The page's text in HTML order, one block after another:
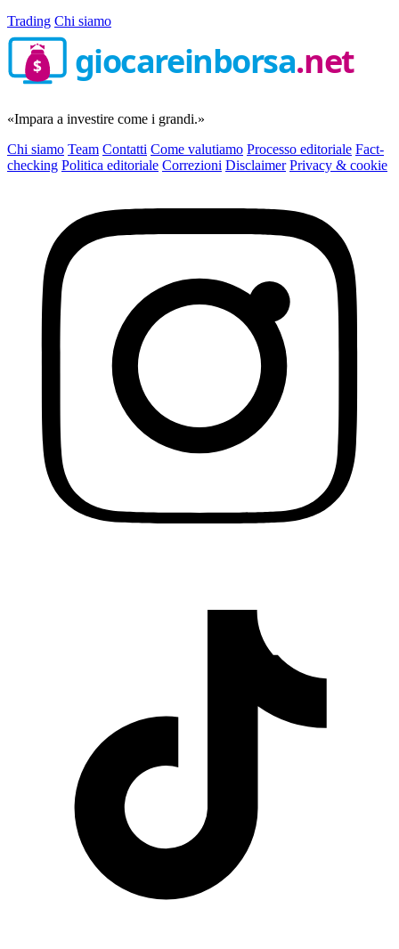
Trading Chi siamo
$ giocareinborsa.net
«Impara a investire come i grandi.»
Chi siamo Team Contatti Come valutiamo Processo editoriale Fact-
checking Politica editoriale Correzioni Disclaimer Privacy & cookie